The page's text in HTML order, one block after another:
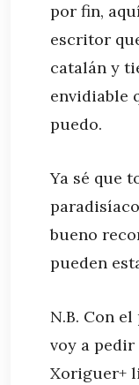
por fin,
escritor
catalán y
envidiable
puedo.
Ya sé que
bueno
pueden
N.B. Con
voy a
Xoriguer+